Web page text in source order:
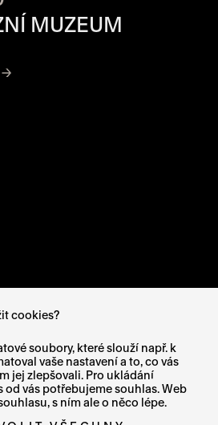
cookies?
soubory, které slouží např. k
vaše nastavení a to, co vás
jej zlepšovali. Pro ukládání
od vás potřebujeme souhlas. Web
s ním ale o něco lépe.
MUZEUM
SE OTEVŘE NA NOVÉ
SE OTEVŘE NA NOVÉ